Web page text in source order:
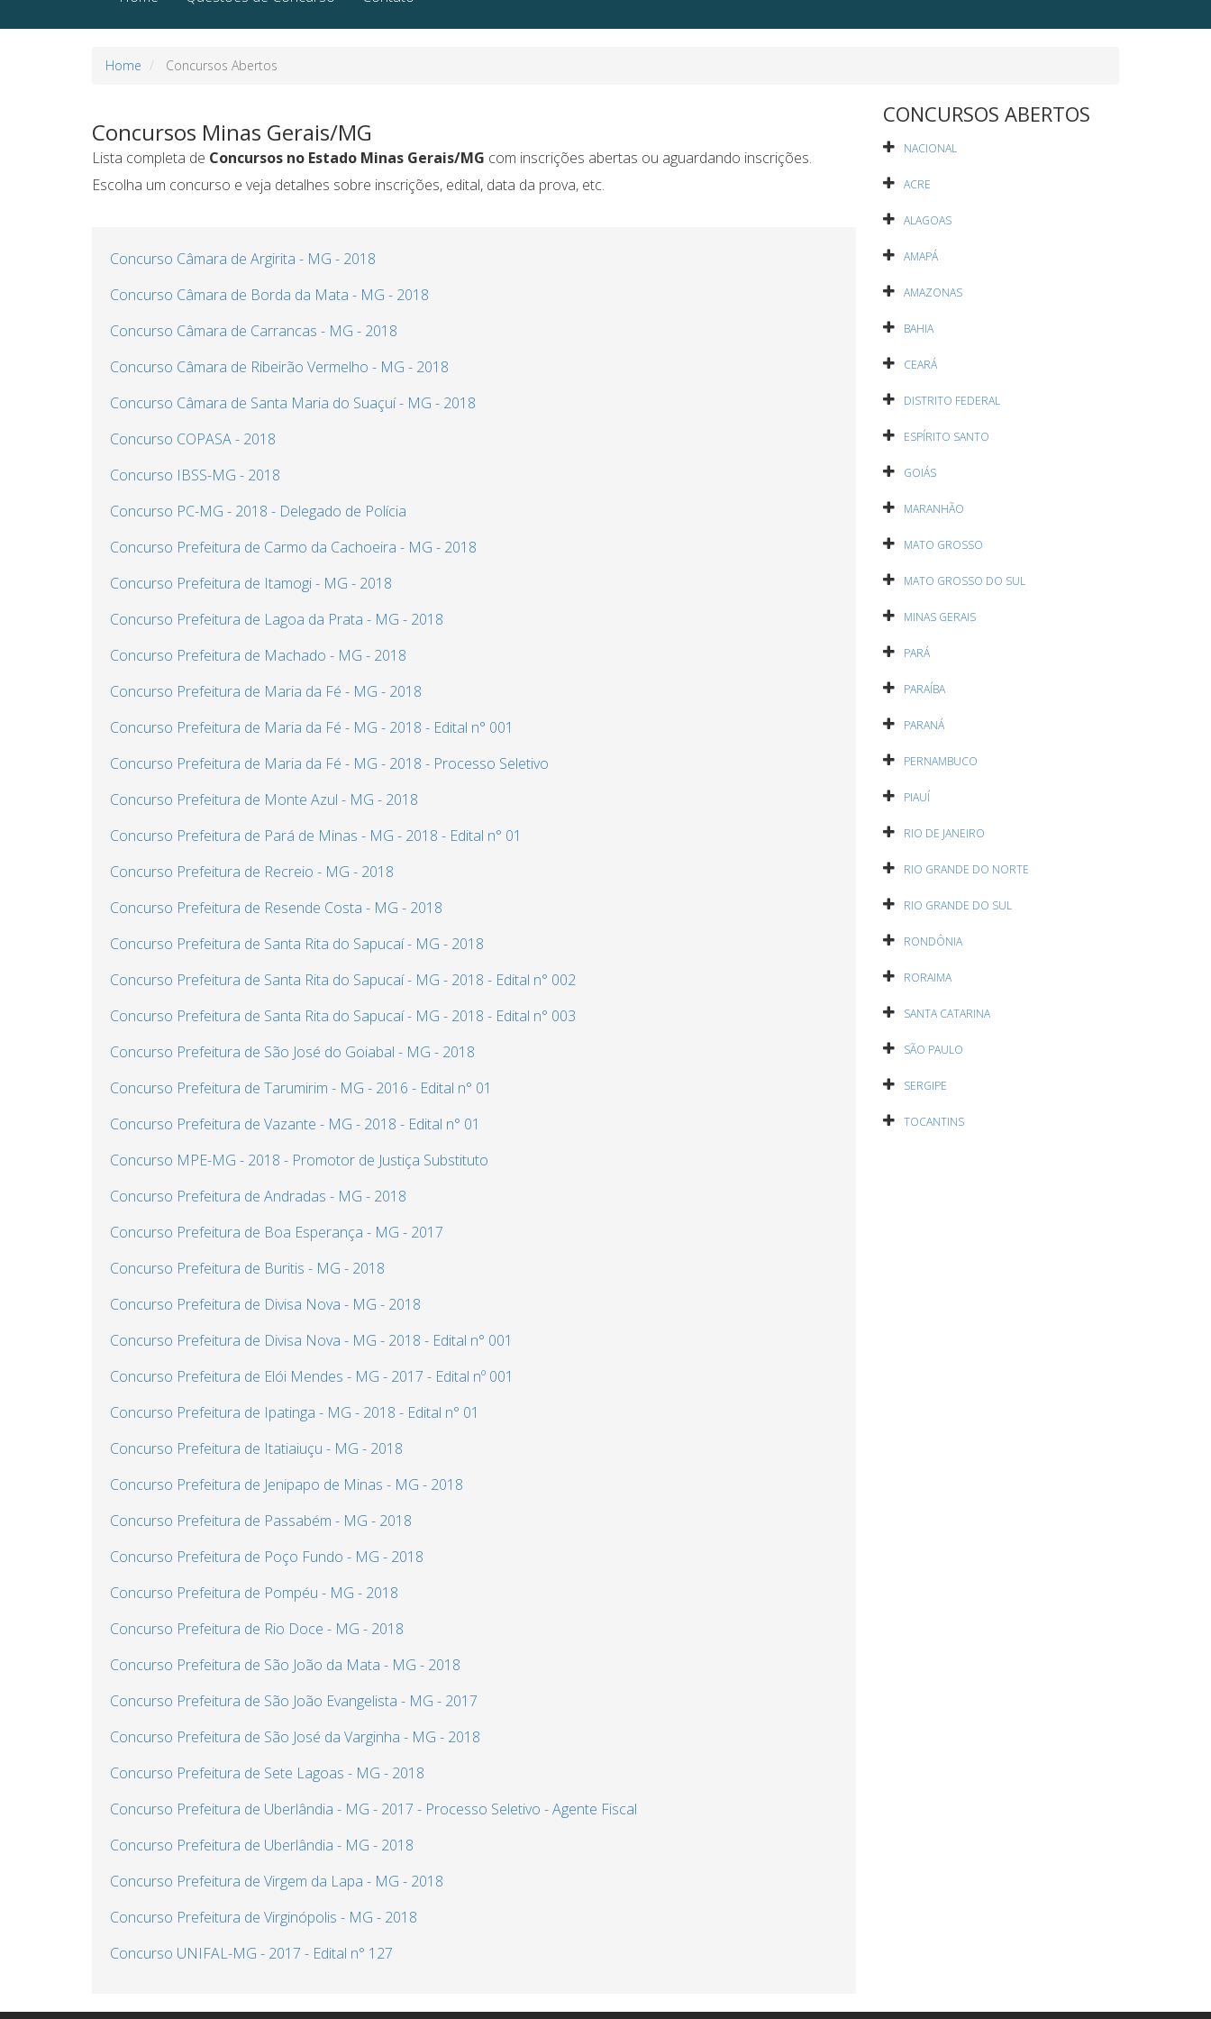
Home Concursos Abertos
Concursos Minas Gerais/MG
Lista completa de Concursos no Estado Minas Gerais/MG com inscrições abertas ou aguardando inscrições.
Escolha um concurso e veja detalhes sobre inscrições, edital, data da prova, etc.
Concurso Câmara de Argirita - MG - 2018
Concurso Câmara de Borda da Mata - MG - 2018
Concurso Câmara de Carrancas - MG - 2018
Concurso Câmara de Ribeirão Vermelho - MG - 2018
Concurso Câmara de Santa Maria do Suaçuí - MG - 2018
Concurso COPASA - 2018
Concurso IBSS-MG - 2018
Concurso PC-MG - 2018 - Delegado de Polícia
Concurso Prefeitura de Carmo da Cachoeira - MG - 2018
Concurso Prefeitura de Itamogi - MG - 2018
Concurso Prefeitura de Lagoa da Prata - MG - 2018
Concurso Prefeitura de Machado - MG - 2018
Concurso Prefeitura de Maria da Fé - MG - 2018
Concurso Prefeitura de Maria da Fé - MG - 2018 - Edital n° 001
Concurso Prefeitura de Maria da Fé - MG - 2018 - Processo Seletivo
Concurso Prefeitura de Monte Azul - MG - 2018
Concurso Prefeitura de Pará de Minas - MG - 2018 - Edital n° 01
Concurso Prefeitura de Recreio - MG - 2018
Concurso Prefeitura de Resende Costa - MG - 2018
Concurso Prefeitura de Santa Rita do Sapucaí - MG - 2018
Concurso Prefeitura de Santa Rita do Sapucaí - MG - 2018 - Edital n° 002
Concurso Prefeitura de Santa Rita do Sapucaí - MG - 2018 - Edital n° 003
Concurso Prefeitura de São José do Goiabal - MG - 2018
Concurso Prefeitura de Tarumirim - MG - 2016 - Edital n° 01
Concurso Prefeitura de Vazante - MG - 2018 - Edital n° 01
Concurso MPE-MG - 2018 - Promotor de Justiça Substituto
Concurso Prefeitura de Andradas - MG - 2018
Concurso Prefeitura de Boa Esperança - MG - 2017
Concurso Prefeitura de Buritis - MG - 2018
Concurso Prefeitura de Divisa Nova - MG - 2018
Concurso Prefeitura de Divisa Nova - MG - 2018 - Edital n° 001
Concurso Prefeitura de Elói Mendes - MG - 2017 - Edital nº 001
Concurso Prefeitura de Ipatinga - MG - 2018 - Edital n° 01
Concurso Prefeitura de Itatiaiuçu - MG - 2018
Concurso Prefeitura de Jenipapo de Minas - MG - 2018
Concurso Prefeitura de Passabém - MG - 2018
Concurso Prefeitura de Poço Fundo - MG - 2018
Concurso Prefeitura de Pompéu - MG - 2018
Concurso Prefeitura de Rio Doce - MG - 2018
Concurso Prefeitura de São João da Mata - MG - 2018
Concurso Prefeitura de São João Evangelista - MG - 2017
Concurso Prefeitura de São José da Varginha - MG - 2018
Concurso Prefeitura de Sete Lagoas - MG - 2018
Concurso Prefeitura de Uberlândia - MG - 2017 - Processo Seletivo - Agente Fiscal
Concurso Prefeitura de Uberlândia - MG - 2018
Concurso Prefeitura de Virgem da Lapa - MG - 2018
Concurso Prefeitura de Virginópolis - MG - 2018
Concurso UNIFAL-MG - 2017 - Edital n° 127
CONCURSOS ABERTOS
NACIONAL
ACRE
ALAGOAS
AMAPÁ
AMAZONAS
BAHIA
CEARÁ
DISTRITO FEDERAL
ESPÍRITO SANTO
GOIÁS
MARANHÃO
MATO GROSSO
MATO GROSSO DO SUL
MINAS GERAIS
PARÁ
PARAÍBA
PARANÁ
PERNAMBUCO
PIAUÍ
RIO DE JANEIRO
RIO GRANDE DO NORTE
RIO GRANDE DO SUL
RONDÔNIA
RORAIMA
SANTA CATARINA
SÃO PAULO
SERGIPE
TOCANTINS